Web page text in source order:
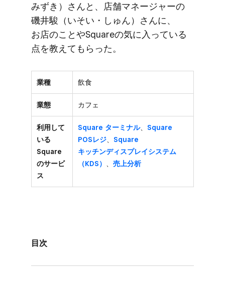
みずき）さんと、​店舗マネージャーの​
磯井駿​（い​そい・しゅん）さんに、​
お店の​ことやSquareの​気に入っている​
点を​教えて​もらった。
業種 飲食
業態 カフェ
利用して
いる
Square
のサービ
ス
Square ターミナル、 Square
POSレジ
Square
キッチンディスプレイシステム​
（KDS）
売上分析
目次